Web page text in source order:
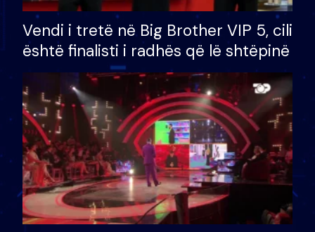
Vendi i tretë në Big Brother VIP 5, cili
është finalisti i radhës që lë shtëpinë